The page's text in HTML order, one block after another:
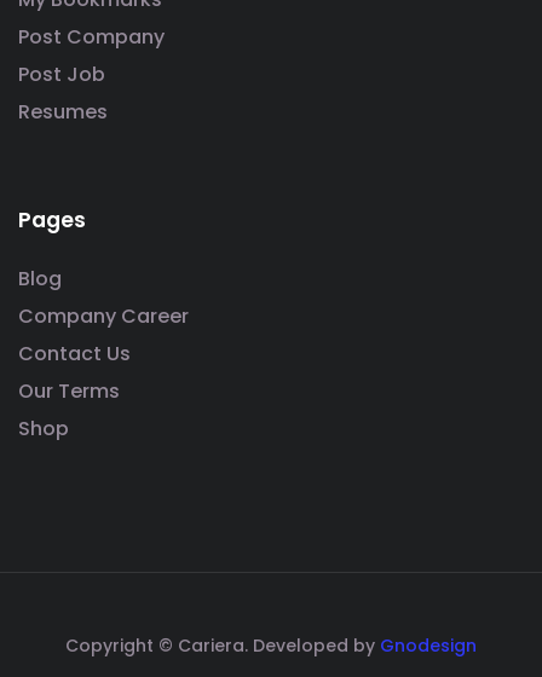
Post Company
Post Job
Resumes
Pages
Blog
Company Career
Contact Us
Our Terms
Shop
Copyright © Cariera. Developed by Gnodesign